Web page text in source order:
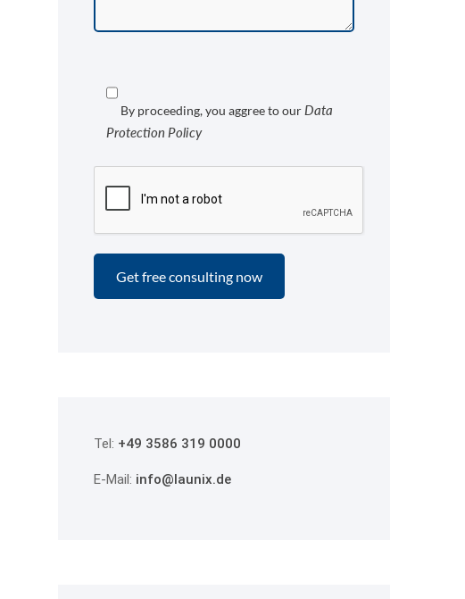
By proceeding, you aggree to our Data
Protection Policy
Tel: +49 3586 319 0000
E-Mail: info@launix.de